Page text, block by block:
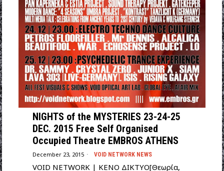
ΝΙGHTS of the MYSTERIES 23-24-25
DEC. 2015 Free Self Organised
Occupied Theatre EMBROS ATHENS
December 23, 2015 VOID NETWORK NEWS
VOID NETWORK | ΚΕΝΟ ΔΙΚΤΥΟ[Θεωρία,